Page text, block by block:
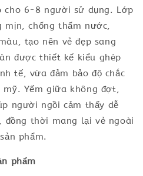
cho 6-8 người sử dụng. Lớp
mịn, chống thấm nước,
tạo nên vẻ đẹp sang
được thiết kế kiểu ghép
tế, vừa đảm bảo độ chắc
Yếm giữa không đợt,
người ngồi cảm thấy dễ
đồng thời mang lại vẻ ngoài
phẩm.
phẩm